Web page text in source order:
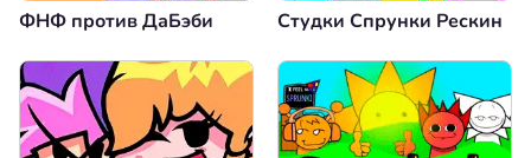
ФНФ против ДаБэби Студки Спрунки Рескин